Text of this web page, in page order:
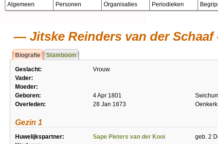
Algemeen Personen Organisaties Periodieken
Jitske Reinders van der Schaaf
Biografie Stamboom
Geslacht:
Vrouw
Vader:
Moeder:
Geboren:
4 Apr 1801
Overleden:
28 Jan 1873 Oenkerk
Gezin 1
Huwelijkspartner: Sape Pieters van der Kooi
geb. 2